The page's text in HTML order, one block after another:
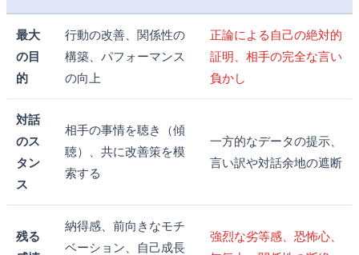
最大
の目
的
行動の改善、関係性の
構築、パフォーマンス
の向上
正論による自己の絶対的
証明、相手の完全な言い
負かし
対話
のス
タン
ス
相手の事情を聴き（傾
聴）、共に改善策を模
索する
一方的なデータの提示、
言い訳や対話余地の遮断
残る
納得感、前向きなモチ
ベーション、自己成長
強烈な劣等感、恐怖心、